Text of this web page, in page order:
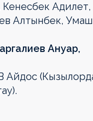
Адилет,
Алтынбек,
Ануар,